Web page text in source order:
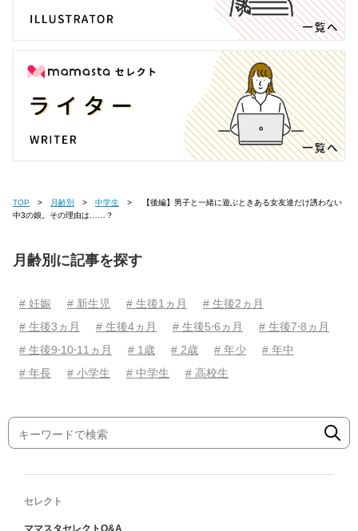
TOP 月齢別 中学生
中3の娘。その理由は……？
月齢別に記事を探す
# 妊娠 # 新生児 # 生後1ヵ月
# 生後2ヵ月
# 生後3ヵ月
# 生後4ヵ月 # 生後5⋅6ヵ月
# 生後7⋅8ヵ月
# 生後9⋅10⋅11ヵ月
# 1歳 # 2歳 # 年少
# 年中
# 年長
# 小学生 # 中学生 # 高校生
セレクト